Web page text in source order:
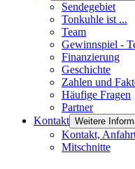
Sendegebiet
Tonkuhle ist ...
Team
Gewinnspiel -
Finanzierung
Geschichte
Zahlen und
Häufige Fragen
Partner
Kontakt Weitere
Kontakt,
Mitschnitte